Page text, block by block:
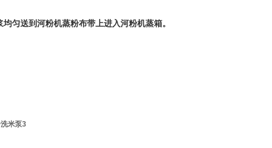
匀送到河粉机蒸粉布带上进入河粉机蒸箱。
米泵3